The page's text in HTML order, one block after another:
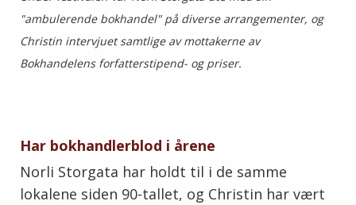
"ambulerende bokhandel" på diverse arrangementer, og
Christin intervjuet samtlige av mottakerne av
Bokhandelens forfatterstipend- og priser.
Har bokhandlerblod i årene
Norli Storgata har holdt til i de samme
lokalene siden 90-tallet, og Christin har vært